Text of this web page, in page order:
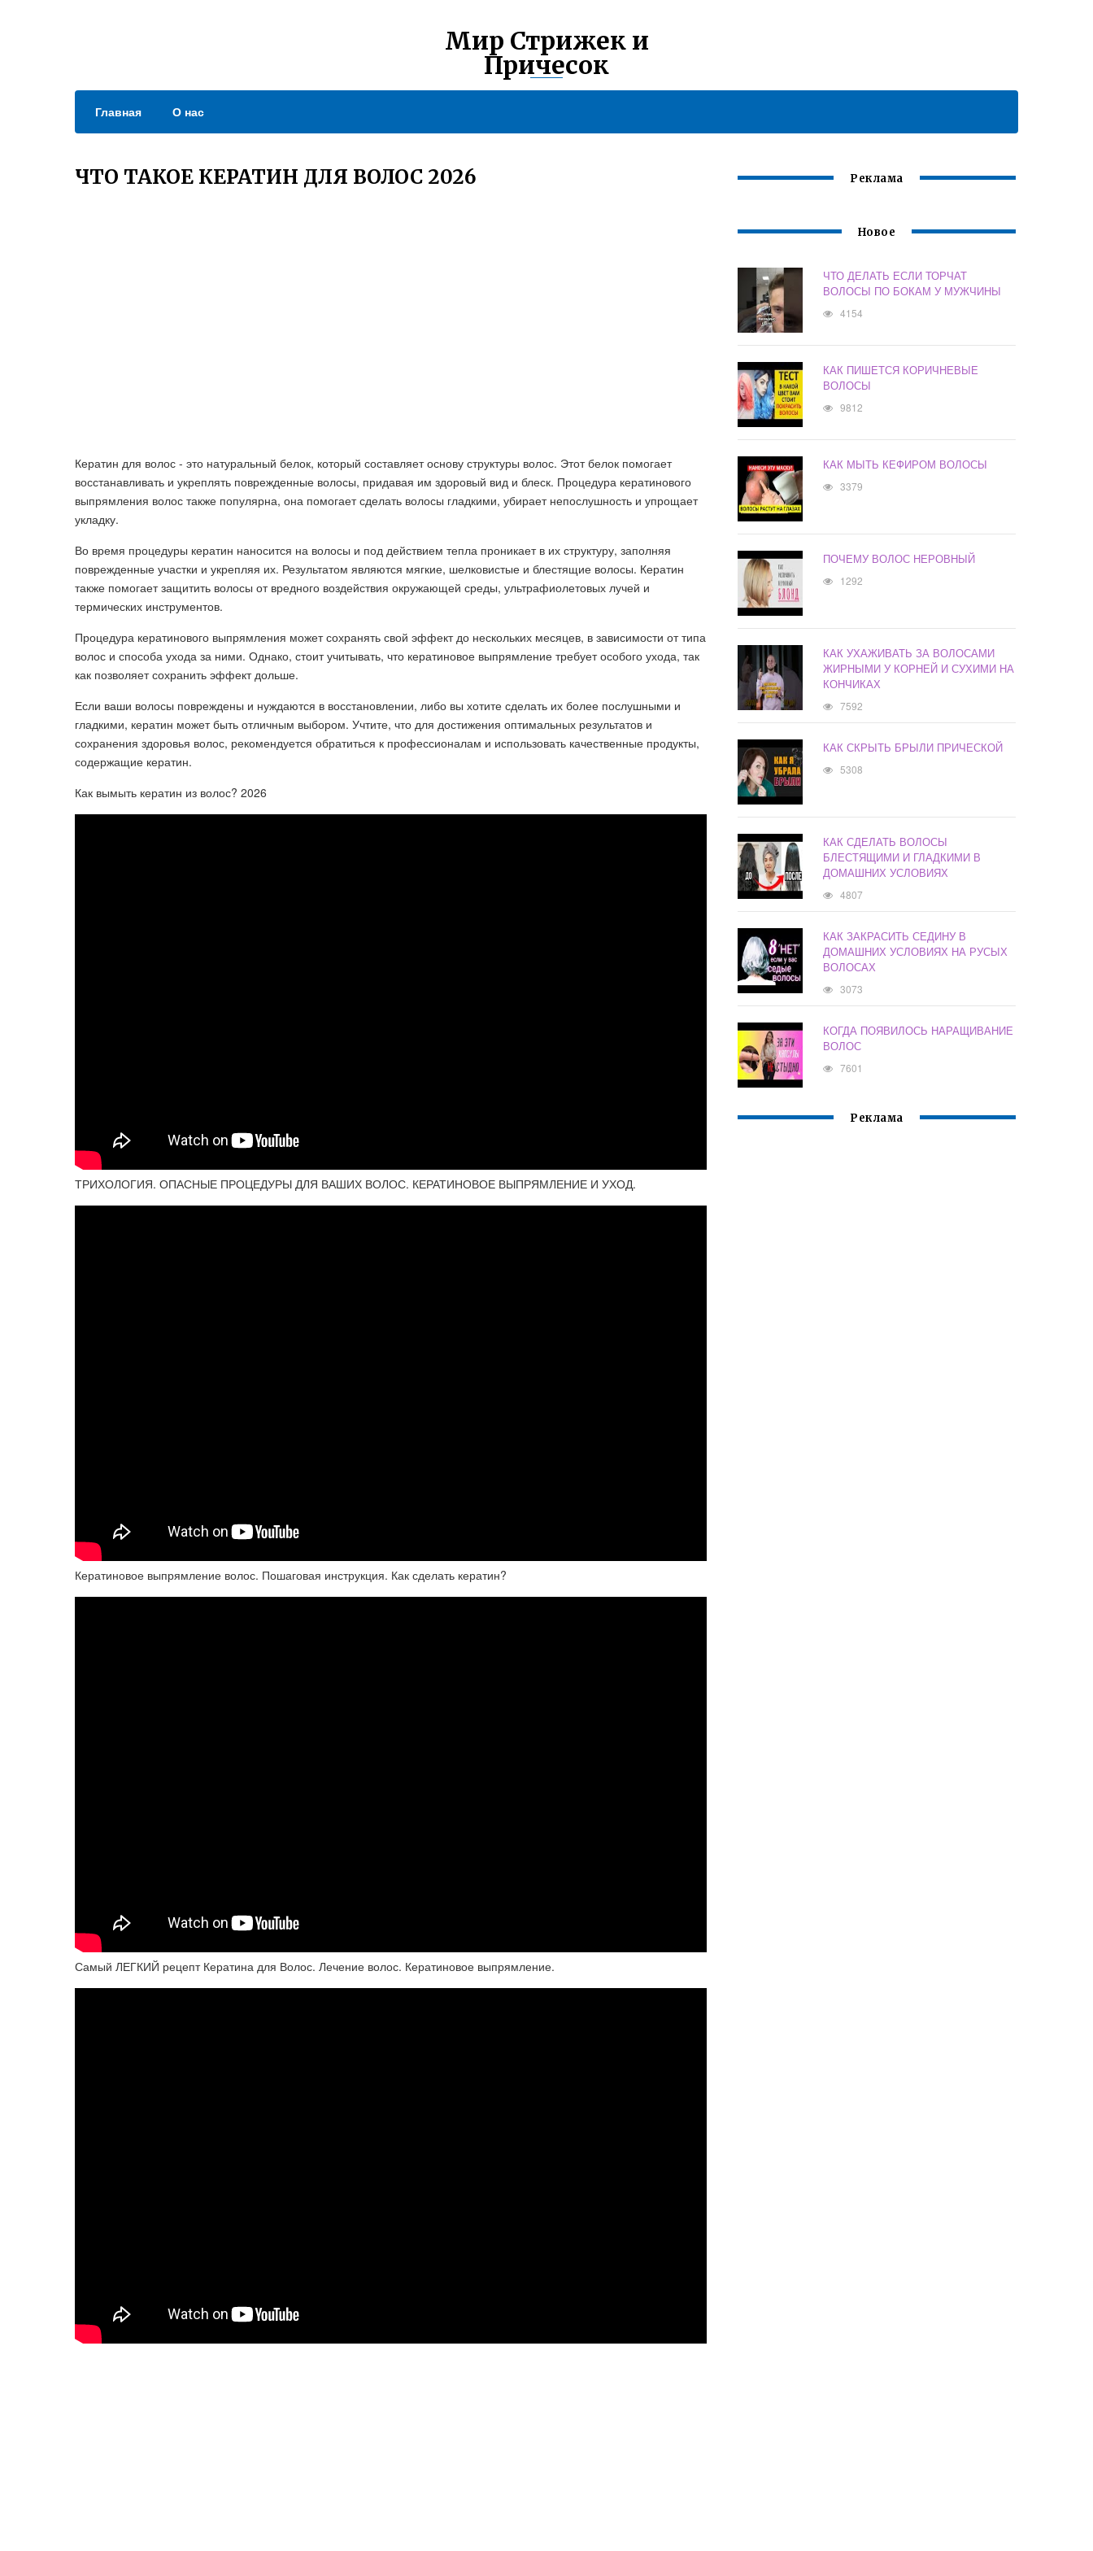
Мир Стрижек и
Причесок
Главная О нас
ЧТО ТАКОЕ КЕРАТИН ДЛЯ ВОЛОС 2026
Кератин для волос - это натуральный белок, который составляет основу структуры волос. Этот белок помогает
восстанавливать и укреплять поврежденные волосы, придавая им здоровый вид и блеск. Процедура кератинового
выпрямления волос также популярна, она помогает сделать волосы гладкими, убирает непослушность и упрощает
укладку.
Во время процедуры кератин наносится на волосы и под действием тепла проникает в их структуру, заполняя
поврежденные участки и укрепляя их. Результатом являются мягкие, шелковистые и блестящие волосы. Кератин
также помогает защитить волосы от вредного воздействия окружающей среды, ультрафиолетовых лучей и
термических инструментов.
Процедура кератинового выпрямления может сохранять свой эффект до нескольких месяцев, в зависимости от типа
волос и способа ухода за ними. Однако, стоит учитывать, что кератиновое выпрямление требует особого ухода, так
как позволяет сохранить эффект дольше.
Если ваши волосы повреждены и нуждаются в восстановлении, либо вы хотите сделать их более послушными и
гладкими, кератин может быть отличным выбором. Учтите, что для достижения оптимальных результатов и
сохранения здоровья волос, рекомендуется обратиться к профессионалам и использовать качественные продукты,
содержащие кератин.
Как вымыть кератин из волос? 2026
ТРИХОЛОГИЯ. ОПАСНЫЕ ПРОЦЕДУРЫ ДЛЯ ВАШИХ ВОЛОС. КЕРАТИНОВОЕ ВЫПРЯМЛЕНИЕ И УХОД.
Кератиновое выпрямление волос. Пошаговая инструкция. Как сделать кератин?
Самый ЛЕГКИЙ рецепт Кератина для Волос. Лечение волос. Кератиновое выпрямление.
Реклама
Новое
ЧТО ДЕЛАТЬ ЕСЛИ ТОРЧАТ
ВОЛОСЫ ПО БОКАМ У МУЖЧИНЫ
4154
КАК ПИШЕТСЯ КОРИЧНЕВЫЕ
ВОЛОСЫ
9812
КАК МЫТЬ КЕФИРОМ ВОЛОСЫ
3379
ПОЧЕМУ ВОЛОС НЕРОВНЫЙ
1292
КАК УХАЖИВАТЬ ЗА ВОЛОСАМИ
ЖИРНЫМИ У КОРНЕЙ И СУХИМИ НА
КОНЧИКАХ
7592
КАК СКРЫТЬ БРЫЛИ ПРИЧЕСКОЙ
5308
КАК СДЕЛАТЬ ВОЛОСЫ
БЛЕСТЯЩИМИ И ГЛАДКИМИ В
ДОМАШНИХ УСЛОВИЯХ
4807
КАК ЗАКРАСИТЬ СЕДИНУ В
ДОМАШНИХ УСЛОВИЯХ НА РУСЫХ
ВОЛОСАХ
3073
КОГДА ПОЯВИЛОСЬ НАРАЩИВАНИЕ
ВОЛОС
7601
Реклама